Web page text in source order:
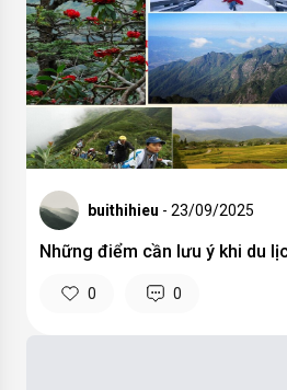
buithihieu - 23/09/2025
Những điểm cần lưu ý khi du
0 0